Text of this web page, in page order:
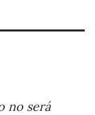
no será